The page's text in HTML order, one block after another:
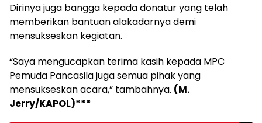
Dirinya juga bangga kepada donatur yang telah
memberikan bantuan alakadarnya demi
mensukseskan kegiatan.
“Saya mengucapkan terima kasih kepada MPC
Pemuda Pancasila juga semua pihak yang
mensukseskan acara,” tambahnya. (M.
Jerry/KAPOL)***